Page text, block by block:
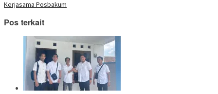
Kerjasama Posbakum
Pos terkait